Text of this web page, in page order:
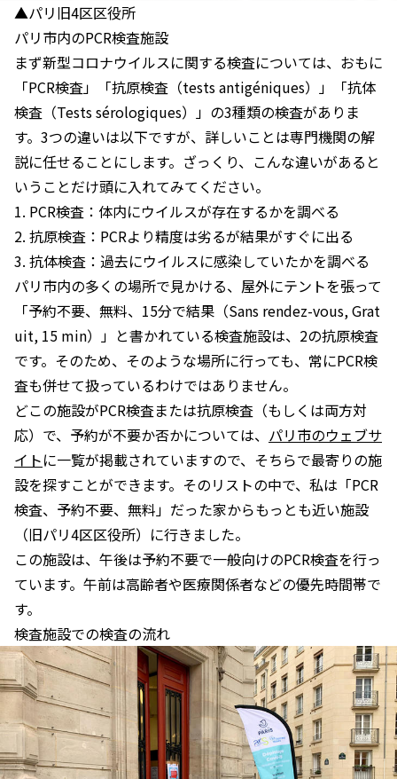
▲パリ旧4区区役所
パリ市内のPCR検査施設
まず新型コロナウイルスに関する検査については、おもに
「PCR検査」「抗原検査（tests antigéniques）」「抗体
検査（Tests sérologiques）」の3種類の検査がありま
す。3つの違いは以下ですが、詳しいことは専門機関の解
説に任せることにします。ざっくり、こんな違いがあると
いうことだけ頭に入れてみてください。
1. PCR検査：体内にウイルスが存在するかを調べる
2. 抗原検査：PCRより精度は劣るが結果がすぐに出る
3. 抗体検査：過去にウイルスに感染していたかを調べる
パリ市内の多くの場所で見かける、屋外にテントを張って
「予約不要、無料、15分で結果（Sans rendez-vous, Grat
uit, 15 min）」と書かれている検査施設は、2の抗原検査
です。そのため、そのような場所に行っても、常にPCR検
査も併せて扱っているわけではありません。
どこの施設がPCR検査または抗原検査（もしくは両方対
応）で、予約が不要か否かについては、 パリ市のウェブサ
イトに一覧が掲載されていますので、そちらで最寄りの施
設を探すことができます。そのリストの中で、私は「PCR
検査、予約不要、無料」だった家からもっとも近い施設
（旧パリ4区区役所）に行きました。
この施設は、午後は予約不要で一般向けのPCR検査を行っ
ています。午前は高齢者や医療関係者などの優先時間帯で
す。
検査施設での検査の流れ